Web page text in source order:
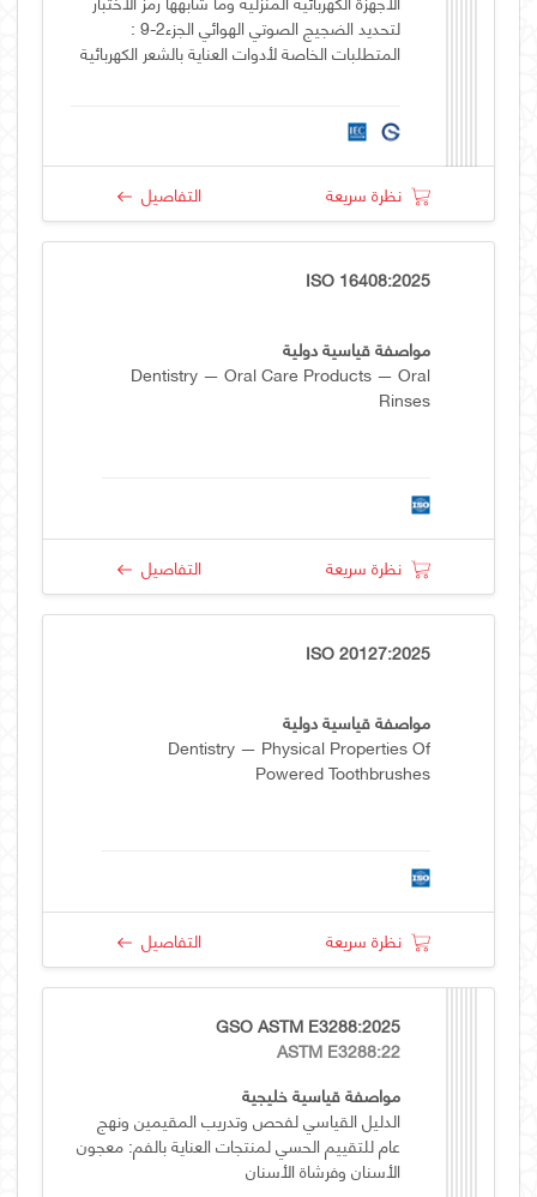
لتحديد الضجيج الصوتي الهوائي الجزء2-9 :
المتطلبات الخاصة لأدوات العناية بالشعر الكهربائية
نظرة سريعة التفاصيل
ISO 16408:2025
مواصفة قياسية دولية
Dentistry — Oral Care Products — Oral
Rinses
نظرة سريعة التفاصيل
ISO 20127:2025
مواصفة قياسية دولية
Dentistry — Physical Properties Of
Powered Toothbrushes
نظرة سريعة التفاصيل
GSO ASTM E3288:2025
ASTM E3288:22
مواصفة قياسية خليجية
الدليل القياسي لفحص وتدريب المقيمين ونهج
عام للتقييم الحسي لمنتجات العناية بالفم: معجون
الأسنان وفرشاة الأسنان